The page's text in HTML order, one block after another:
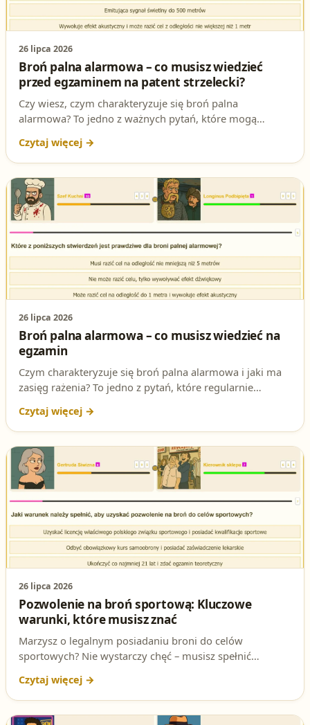
26 lipca 2026
Broń palna alarmowa – co musisz wiedzieć
przed egzaminem na patent strzelecki?
Czy wiesz, czym charakteryzuje się broń palna
alarmowa? To jedno z ważnych pytań, które mogą
artykule dokładnie omówimy to zagadnienie, abyś mógł
przygotować się do testu i zdobyć pozwolenie na broń.
Sprawdź też, jak rozwiązywać testy online i zwiększyć
swoje szanse na sukces!
26 lipca 2026
Broń palna alarmowa – co musisz wiedzieć na
egzamin
Czym charakteryzuje się broń palna alarmowa i jaki ma
zasięg rażenia? To jedno z pytań, które regularnie
poprawną odpowiedź i podstawę prawną w ustawie o
broni i amunicji.
26 lipca 2026
Pozwolenie na broń sportową: Kluczowe
warunki, które musisz znać
Marzysz o legalnym posiadaniu broni do celów
sportowych? Nie wystarczy chęć – musisz spełnić
się, jakie warunki są niezbędne, aby uzyskać pozwolenie
na broń sportową i jak przebiega cały proces. Sprawdź,
czy jesteś gotowy na ten krok!